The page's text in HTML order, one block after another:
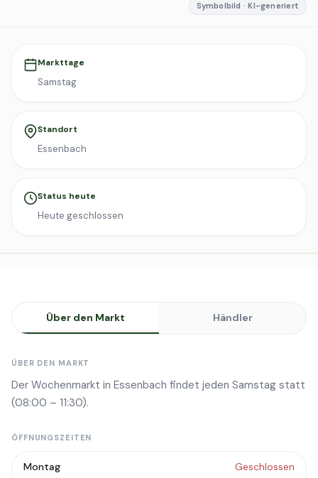
Symbolbild · KI-generiert
Markttage
Samstag
Standort
Essenbach
Status heute
Heute geschlossen
Über den Markt Händler
ÜBER DEN MARKT
Der Wochenmarkt in Essenbach findet jeden Samstag statt
(08:00 – 11:30).
ÖFFNUNGSZEITEN
Montag Geschlossen